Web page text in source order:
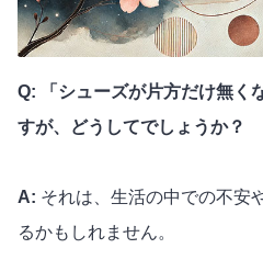
Q: 「シューズが片方だけ無く
すが、どうしてでしょうか？
A: それは、生活の中での不安
るかもしれません。